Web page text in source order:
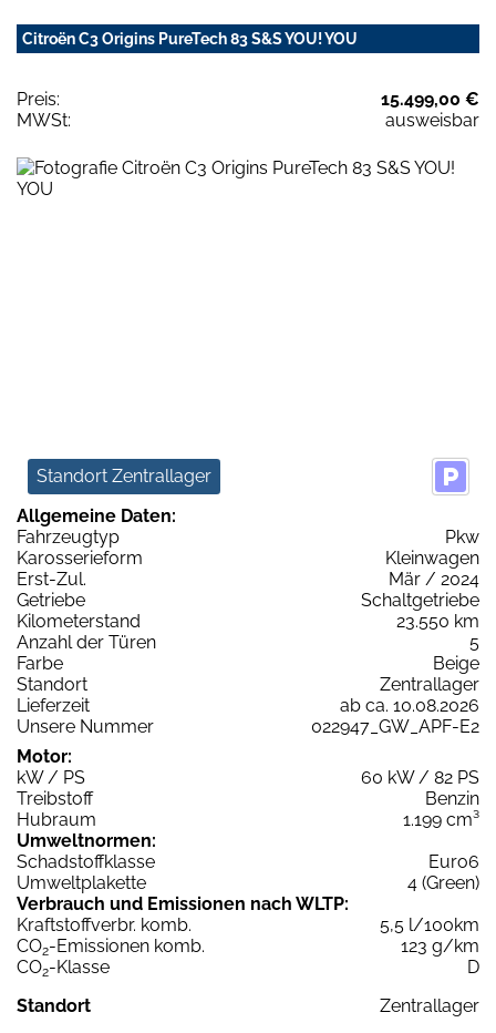
Citroën C3 Origins PureTech 83 S&S YOU! YOU
Preis:
15.499,00 €
MWSt:
ausweisbar
Standort Zentrallager
Allgemeine Daten:
Fahrzeugtyp
Pkw
Karosserieform
Kleinwagen
Erst-Zul.
Mär / 2024
Getriebe
Schaltgetriebe
Kilometerstand
23.550 km
Anzahl der Türen
5
Farbe
Beige
Standort
Zentrallager
Lieferzeit
ab ca. 10.08.2026
Unsere Nummer
022947_GW_APF-E2
Motor:
kW / PS
60 kW / 82 PS
Treibstoff
Benzin
Hubraum
1.199 cm³
Umweltnormen:
Schadstoffklasse
Euro6
Umweltplakette
4 (Green)
Verbrauch und Emissionen nach WLTP:
Kraftstoffverbr. komb.
5,5 l/100km
CO2-Emissionen komb.
123 g/km
CO2-Klasse
D
Standort
Zentrallager